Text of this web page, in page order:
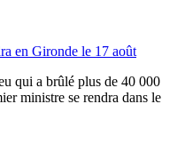
en Gironde le 17 août
qui a brûlé plus de 40 000
ministre se rendra dans le